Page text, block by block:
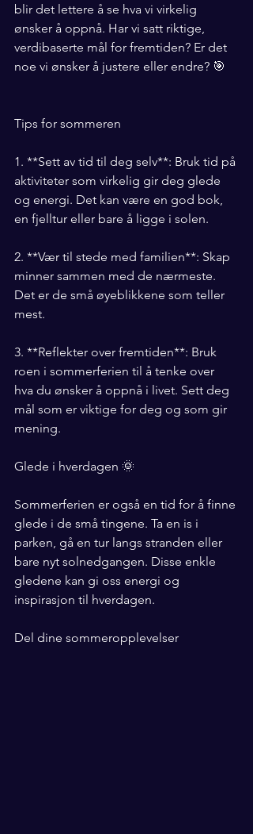
blir det lettere å se hva vi virkelig
ønsker å oppnå. Har vi satt riktige,
verdibaserte mål for fremtiden? Er det
noe vi ønsker å justere eller endre? 🎯
Tips for sommeren
1. **Sett av tid til deg selv**: Bruk tid på
aktiviteter som virkelig gir deg glede
og energi. Det kan være en god bok,
en fjelltur eller bare å ligge i solen.
2. **Vær til stede med familien**: Skap
minner sammen med de nærmeste.
Det er de små øyeblikkene som teller
mest.
3. **Reflekter over fremtiden**: Bruk
roen i sommerferien til å tenke over
hva du ønsker å oppnå i livet. Sett deg
mål som er viktige for deg og som gir
mening.
Glede i hverdagen 🌞
Sommerferien er også en tid for å finne
glede i de små tingene. Ta en is i
parken, gå en tur langs stranden eller
bare nyt solnedgangen. Disse enkle
gledene kan gi oss energi og
inspirasjon til hverdagen.
Del dine sommeropplevelser